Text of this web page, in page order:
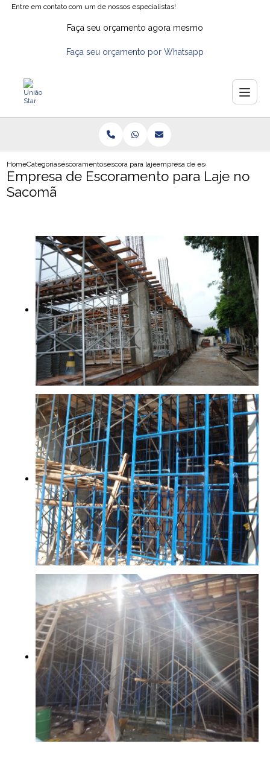
Entre em contato com um de nossos especialistas!
Faça seu orçamento agora mesmo
Faça seu orçamento por Whatsapp
HomeCategoriasescoramentosescora para laje de ferroempresa de escoramento para laje
Empresa de Escoramento para Laje no
Sacomã